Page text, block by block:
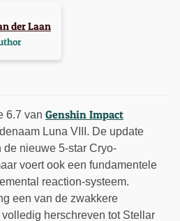
der Laan
6.7 van Genshin Impact
Luna VIII. De update
nieuwe 5-star Cryo-
voert ook een fundamentele
reaction-systeem.
een van de zwakkere
herschreven tot Stellar